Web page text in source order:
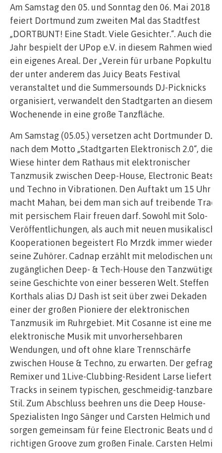
Am Samstag den 05. und Sonntag den 06. Mai 2018
feiert Dortmund zum zweiten Mal das Stadtfest
„DORTBUNT! Eine Stadt. Viele Gesichter.“. Auch
Jahr bespielt der UPop e.V. in diesem Rahmen wieder
ein eigenes Areal. Der „Verein für urbane Popkultur“,
der unter anderem das Juicy Beats Festival
veranstaltet und die Summersounds DJ-Picknicks
organisiert, verwandelt den Stadtgarten an diesem
Wochenende in eine große Tanzfläche.
Am Samstag (05.05.) versetzen acht Dortmunder DJs,
nach dem Motto „Stadtgarten Elektronisch 2.0“, die
Wiese hinter dem Rathaus mit elektronischer
Tanzmusik zwischen Deep-House, Electronic Beats
und Techno in Vibrationen. Den Auftakt um 15 Uhr
macht Mahan, bei dem man sich auf treibende
mit persischem Flair freuen darf. Sowohl mit Solo-
Veröffentlichungen, als auch mit neuen
Kooperationen begeistert Flo Mrzdk immer wieder
seine Zuhörer. Cadnap erzählt mit melodischen und
zugänglichen Deep- & Tech-House den Tanzwütigen
seine Geschichte von einer besseren Welt. Steffen
Korthals alias DJ Dash ist seit über zwei Dekaden
einer der großen Pioniere der elektronischen
Tanzmusik im Ruhrgebiet. Mit Cosanne ist eine meist
elektronische Musik mit unvorhersehbaren
Wendungen, und oft ohne klare Trennschärfe
zwischen House & Techno, zu erwarten. Der gefragte
Remixer und 1Live-Clubbing-Resident Larse liefert
Tracks in seinem typischen, geschmeidig-tanzbaren
Stil. Zum Abschluss beehren uns die Deep House-
Spezialisten Ingo Sänger und Carsten Helmich und
sorgen gemeinsam für feine Electronic Beats und
richtigen Groove zum großen Finale. Carsten Helmich